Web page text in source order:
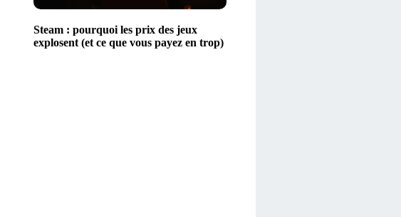
Steam : pourquoi les prix des jeux
explosent (et ce que vous payez en trop)